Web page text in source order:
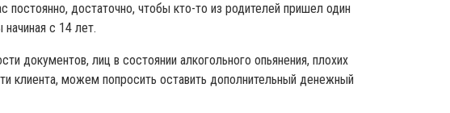
достаточно, чтобы кто-то из родителей пришел один
с 14 лет.
документов, лиц в состоянии алкогольного опьянения, плохих
клиента, можем попросить оставить дополнительный денежный